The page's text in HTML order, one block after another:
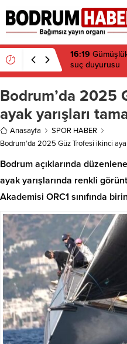
15:45 Bülent
hâlâ proje
Bodrum’da 2025
ayak yarışları
Anasayfa
SPOR HABER
Bodrum’da 2025 Güz Trofesi ikinci
Bodrum açıklarında
ayak yarışlarında renkli
Akademisi ORC1 sınıfında